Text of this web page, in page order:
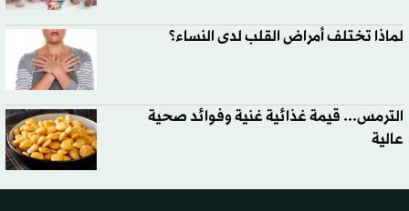
لماذا تختلف أمراض القلب لدى النساء؟
الترمس... قيمة غذائية غنية وفوائد صحية
عالية